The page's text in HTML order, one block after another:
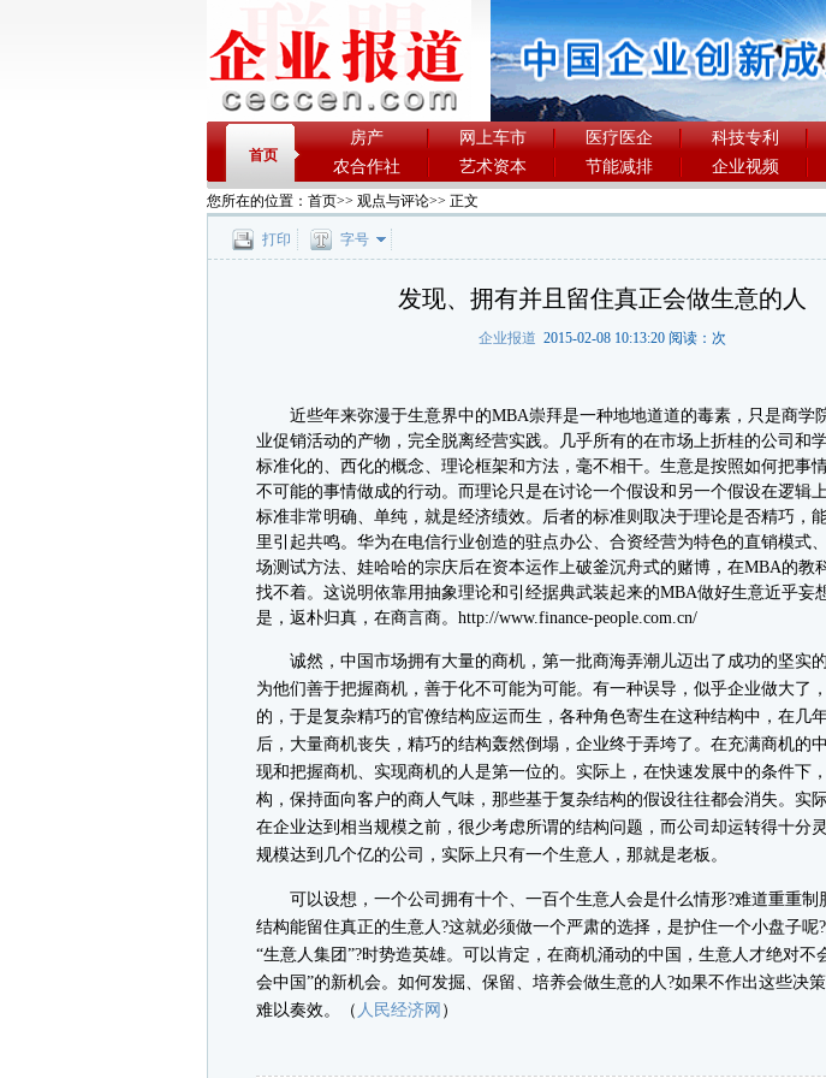
首页
房产 网上车市 医疗医企 科技专利
农合作社
艺术资本 节能减排 企业视频
您所在的位置： 首页>> 观点与评论>> 正文
打印 字号
发现、拥有并且留住真正会做生意的人
企业报道 2015-02-08 10:13:20 阅读： 次
近些年来弥漫于生意界中的MBA崇拜是一种地地道道的毒素，只是商学
业促销活动的产物，完全脱离经营实践。几乎所有的在市场上折桂的公司和
标准化的、西化的概念、理论框架和方法，毫不相干。生意是按照如何把事
不可能的事情做成的行动。而理论只是在讨论一个假设和另一个假设在逻辑
标准非常明确、单纯，就是经济绩效。后者的标准则取决于理论是否精巧，
里引起共鸣。华为在电信行业创造的驻点办公、合资经营为特色的直销模式
场测试方法、娃哈哈的宗庆后在资本运作上破釜沉舟式的赌博，在MBA的教
找不着。这说明依靠用抽象理论和引经据典武装起来的MBA做好生意近乎妄
是，返朴归真，在商言商。http://www.finance-people.com.cn/
诚然，中国市场拥有大量的商机，第一批商海弄潮儿迈出了成功的坚实
为他们善于把握商机，善于化不可能为可能。有一种误导，似乎企业做大了
的，于是复杂精巧的官僚结构应运而生，各种角色寄生在这种结构中，在几
后，大量商机丧失，精巧的结构轰然倒塌，企业终于弄垮了。在充满商机的
现和把握商机、实现商机的人是第一位的。实际上，在快速发展中的条件下
构，保持面向客户的商人气味，那些基于复杂结构的假设往往都会消失。实
在企业达到相当规模之前，很少考虑所谓的结构问题，而公司却运转得十分
规模达到几个亿的公司，实际上只有一个生意人，那就是老板。
可以设想，一个公司拥有十个、一百个生意人会是什么情形?难道重重制
结构能留住真正的生意人?这就必须做一个严肃的选择，是护住一个小盘子呢
“生意人集团”?时势造英雄。可以肯定，在商机涌动的中国，生意人才绝对不
会中国”的新机会。如何发掘、保留、培养会做生意的人?如果不作出这些决
难以奏效。（ 人民经济网 ）